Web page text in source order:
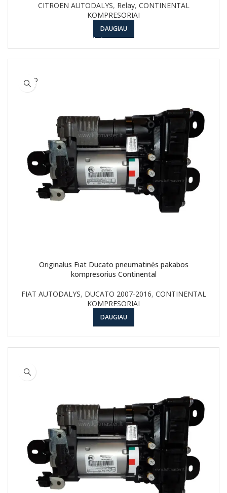
CITROEN AUTODALYS, Relay, CONTINENTAL
KOMPRESORIAI
DAUGIAU
SOLD
OUT
Originalus Fiat Ducato pneumatinės pakabos
kompresorius Continental
FIAT AUTODALYS, DUCATO 2007-2016, CONTINENTAL
KOMPRESORIAI
DAUGIAU